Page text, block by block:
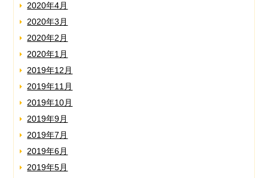
2020年4月
2020年3月
2020年2月
2020年1月
2019年12月
2019年11月
2019年10月
2019年9月
2019年7月
2019年6月
2019年5月